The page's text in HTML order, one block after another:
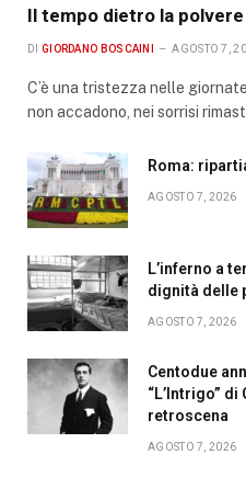
Il tempo dietro la polvere
DI GIORDANO BOSCAINI AGOSTO 7,
C’è una tristezza nelle
non accadono, nei sorrisi
Roma:
AGOSTO 7, 2026
L’inferno a
dignità delle
AGOSTO 7, 2026
Centodue
“L’Intrigo”
retroscena
AGOSTO 7, 2026